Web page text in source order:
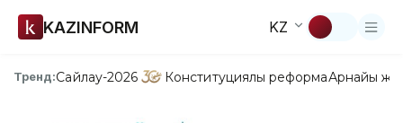
KAZINFORM KZ
Тренд:Сайлау-2026 Конституциялық реформаАрнайы